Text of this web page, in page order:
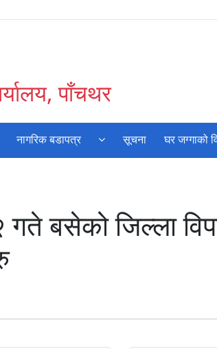
पाँचथर
नागरिक बडापत्र सूचना घर जग्गाको
बसेको जिल्ला